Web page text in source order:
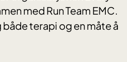
med Run Team EMC.
terapi og en måte å